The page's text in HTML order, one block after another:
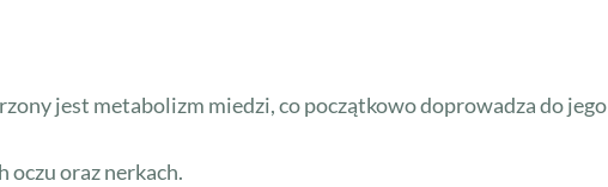
jest metabolizm miedzi, co początkowo doprowadza do jego
oczu oraz nerkach.